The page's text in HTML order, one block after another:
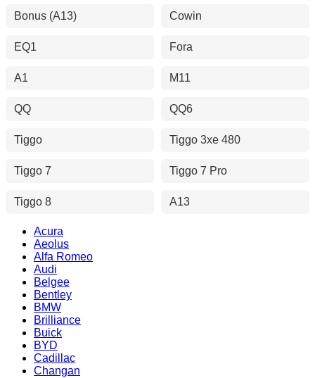
Bonus (A13) Cowin
EQ1 Fora
A1 M11
QQ QQ6
Tiggo Tiggo 3xe 480
Tiggo 7 Tiggo 7 Pro
Tiggo 8 A13
Acura
Aeolus
Alfa Romeo
Audi
Belgee
Bentley
BMW
Brilliance
Buick
BYD
Cadillac
Changan